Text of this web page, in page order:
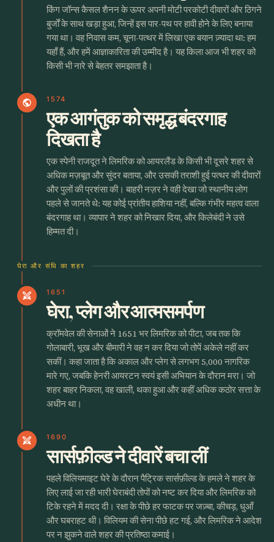
किंग जॉन्स कैसल शैनन के ऊपर अपनी मोटी परकोटी दीवारों और ठिगने
बुर्जों के साथ खड़ा हुआ, जिन्हें इस पार-पथ पर हावी होने के लिए बनाया
गया था। वह निवास कम, चूना-पत्थर में लिखा एक बयान ज़्यादा था: हम
यहाँ हैं, और हमें आज्ञाकारिता की उम्मीद है। यह किला आज भी शहर को
किसी भी नारे से बेहतर समझाता है।
public 1574
एक आगंतुक को समृद्ध बंदरगाह
दिखता है
एक स्पेनी राजदूत ने लिमरिक को आयरलैंड के किसी भी दूसरे शहर से
अधिक मज़बूत और सुंदर बताया, और उसकी तराशी हुई पत्थर की दीवारों
और पुलों की प्रशंसा की। बाहरी नज़र ने वही देखा जो स्थानीय लोग
पहले से जानते थे: यह कोई प्रांतीय हाशिया नहीं, बल्कि गंभीर महत्व वाला
बंदरगाह था। व्यापार ने शहर को निखार दिया, और किलेबंदी ने उसे
हिम्मत दी।
घेरा और संधि का शहर
swords 1651
घेरा, प्लेग और आत्मसमर्पण
क्रॉमवेल की सेनाओं ने 1651 भर लिमरिक को पीटा, जब तक कि
गोलाबारी, भूख और बीमारी ने वह न कर दिया जो तोपें अकेले नहीं कर
सकीं। कहा जाता है कि अकाल और प्लेग से लगभग 5,000 नागरिक
मारे गए, जबकि हेनरी आयरटन स्वयं इसी अभियान के दौरान मरा। जो
शहर बाहर निकला, वह खाली, थका हुआ और कहीं अधिक कठोर सत्ता के
अधीन था।
swords 1690
सार्सफ़ील्ड ने दीवारें बचा लीं
पहले विलियमाइट घेरे के दौरान पैट्रिक सार्सफ़ील्ड के हमले ने शहर के
लिए लाई जा रही भारी घेराबंदी तोपों को नष्ट कर दिया और लिमरिक को
टिके रहने में मदद दी। रक्षा के पीछे हर फाटक पर जज़्बा, कीचड़, धुआँ
और घबराहट थी। विलियम की सेना पीछे हट गई, और लिमरिक ने आदेश
पर न झुकने वाले शहर की प्रतिष्ठा कमाई।